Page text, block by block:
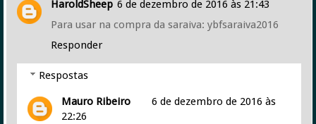
HaroldSheep 6 de dezembro de 2016 às 21:43
Para usar na compra da saraiva: ybfsaraiva2016
Responder
Respostas
Mauro Ribeiro
6 de dezembro de 2016 às
22:26